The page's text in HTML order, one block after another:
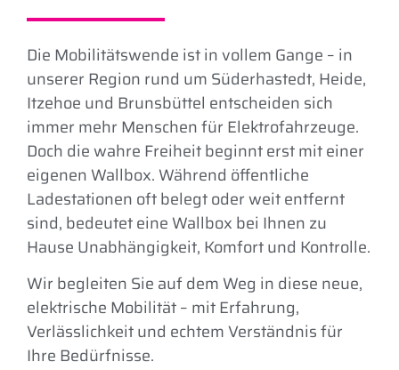
Die Mobilitätswende ist in vollem Gange – in
unserer Region rund um Süderhastedt, Heide,
Itzehoe und Brunsbüttel entscheiden sich
immer mehr Menschen für Elektrofahrzeuge.
Doch die wahre Freiheit beginnt erst mit einer
eigenen Wallbox. Während öffentliche
Ladestationen oft belegt oder weit entfernt
sind, bedeutet eine Wallbox bei Ihnen zu
Hause Unabhängigkeit, Komfort und Kontrolle.
Wir begleiten Sie auf dem Weg in diese neue,
elektrische Mobilität – mit Erfahrung,
Verlässlichkeit und echtem Verständnis für
Ihre Bedürfnisse.